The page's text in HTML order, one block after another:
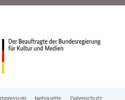
Impressum Netiquette Datenschutz